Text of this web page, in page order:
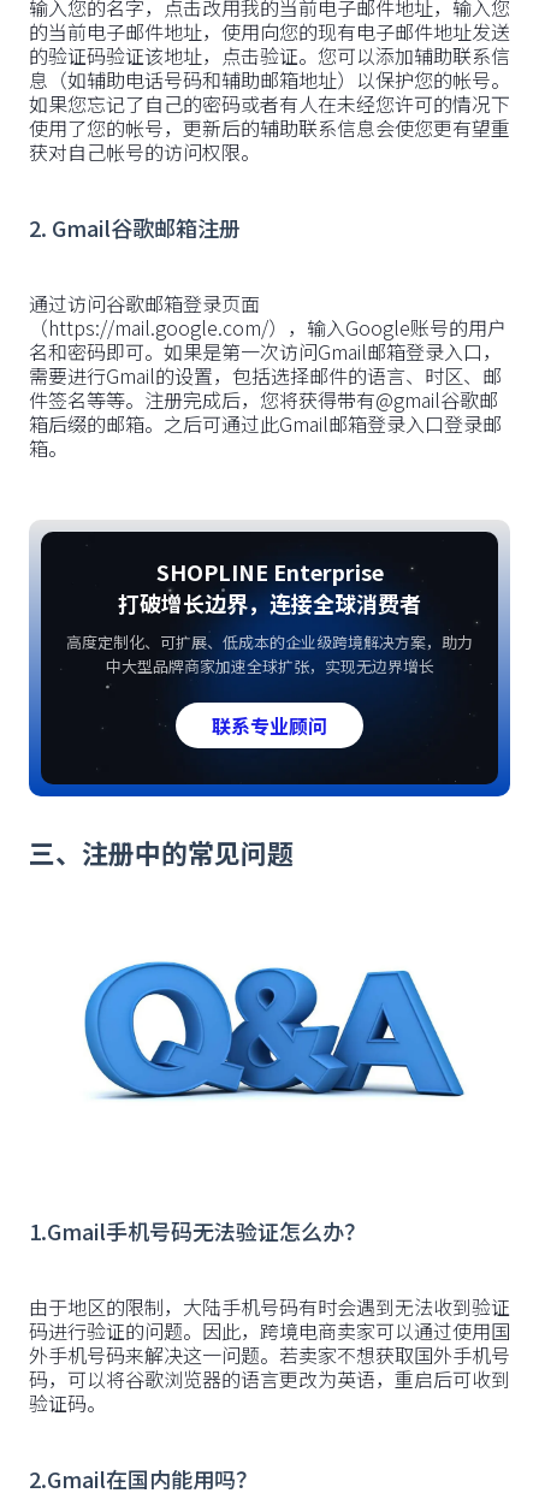
‍输入您的名字，点击改用我的当前电子邮件地址，输入您
的当前电子邮件地址，使用向您的现有电子邮件地址发送
的验证码验证该地址，点击验证。您可以添加辅助联系信
息（如辅助电话号码和辅助邮箱地址）以保护您的帐号。
如果您忘记了自己的密码或者有人在未经您许可的情况下
使用了您的帐号，更新后的辅助联系信息会使您更有望重
获对自己帐号的访问权限。
2. Gmail谷歌邮箱注册
‍通过访问谷歌邮箱登录页面
（https://mail.google.com/），输入Google账号的用户
名和密码即可。如果是第一次访问Gmail邮箱登录入口，
需要进行Gmail的设置，包括选择邮件的语言、时区、邮
件签名等等。注册完成后，您将获得带有@gmail谷歌邮
箱后缀的邮箱。之后可通过此Gmail邮箱登录入口登录邮
箱。
SHOPLINE Enterprise
打破增长边界，连接全球消费者
高度定制化、可扩展、低成本的企业级跨境解决方案，助力
中大型品牌商家加速全球扩张，实现无边界增长
联系专业顾问
三、注册中的常见问题
1.Gmail手机号码无法验证怎么办？
‍由于地区的限制，大陆手机号码有时会遇到无法收到验证
码进行验证的问题。因此，跨境电商卖家可以通过使用国
外手机号码来解决这一问题。若卖家不想获取国外手机号
码，可以将谷歌浏览器的语言更改为英语，重启后可收到
验证码。
2.Gmail在国内能用吗？